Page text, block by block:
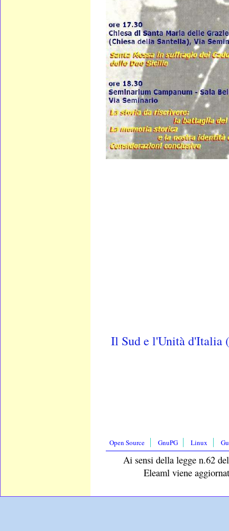
Il Sud e l'Unità d'Italia
Open Source GnuPG Linux
Ai sensi della legge n.62
Eleaml viene